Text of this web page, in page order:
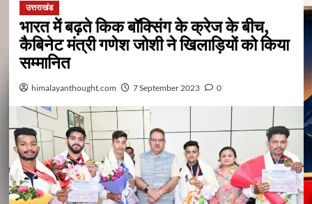
उत्तराखंड
भारत में बढ़ते किक बॉक्सिंग के क्रेज के बीच,
कैबिनेट मंत्री गणेश जोशी ने खिलाड़ियों को किया
सम्मानित
himalayanthought.com 7 September 2023 0